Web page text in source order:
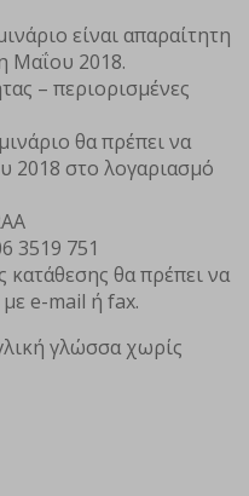
είναι απαραίτητη
Μαΐου 2018.
– περιορισμένες
θα πρέπει να
2018 στο λογαριασμό
3519 751
κατάθεσης θα πρέπει να
με e-mail ή fax.
γλώσσα χωρίς